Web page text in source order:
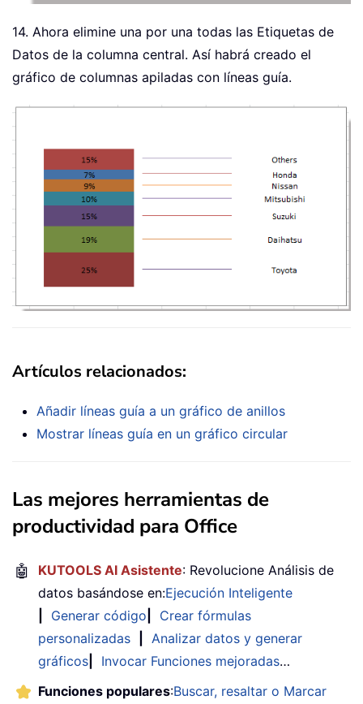
14. Ahora elimine una por una todas las Etiquetas de
Datos de la columna central. Así habrá creado el
gráfico de columnas apiladas con líneas guía.
Artículos relacionados:
Añadir líneas guía a un gráfico de anillos
Mostrar líneas guía en un gráfico circular
Las mejores herramientas de
productividad para Office
🤖 KUTOOLS AI Asistente: Revolucione Análisis de
datos basándose en:Ejecución Inteligente
Generar código
Crear fórmulas
personalizadas
Analizar datos y generar
gráficos
Invocar Funciones mejoradas…
Funciones populares:Buscar, resaltar o Marcar